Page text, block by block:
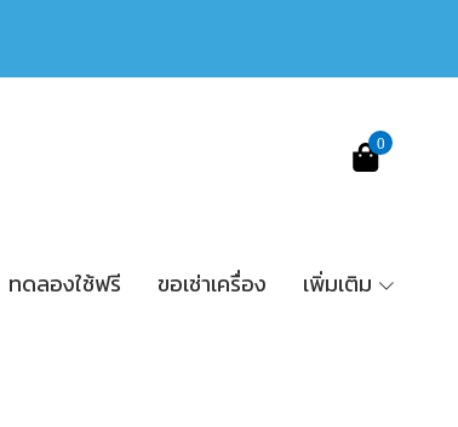
0
ทดลองใช้ฟรี ขอเช่าเครื่อง เพิ่มเติม